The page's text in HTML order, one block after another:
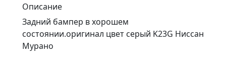
Описание
Задний бампер в хорошем
состоянии.оригинал цвет серый K23G Ниссан
Мурано